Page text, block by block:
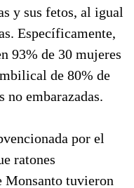
y sus fetos, al igual
Específicamente,
93% de 30 mujeres
de 80% de
no embarazadas.
por el
ratones
Monsanto tuvieron